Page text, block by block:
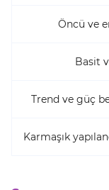
Öncü ve
Basit
Trend ve güç
Karmaşık